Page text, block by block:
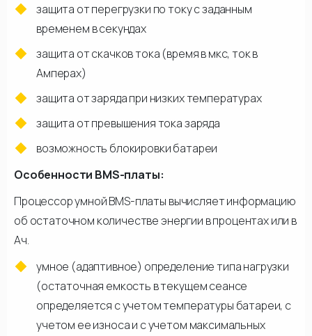
защита от перегрузки по току с заданным
временем в секундах
защита от скачков тока (время в мкс, ток в
Амперах)
защита от заряда при низких температурах
защита от превышения тока заряда
возможность блокировки батареи
Особенности BMS-платы:
Процессор умной BMS-платы вычисляет информацию
об остаточном количестве энергии в процентах или в
Ач.
умное (адаптивное) определение типа нагрузки
(остаточная емкость в текущем сеансе
определяется с учетом температуры батареи, с
учетом ее износа и с учетом максимальных